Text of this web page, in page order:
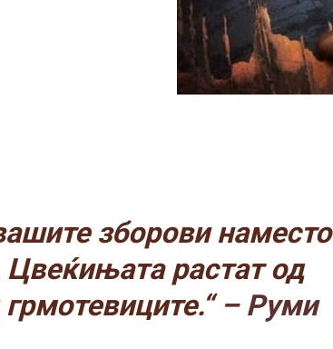
зборови наместо
Цвеќињата растат од
– Руми